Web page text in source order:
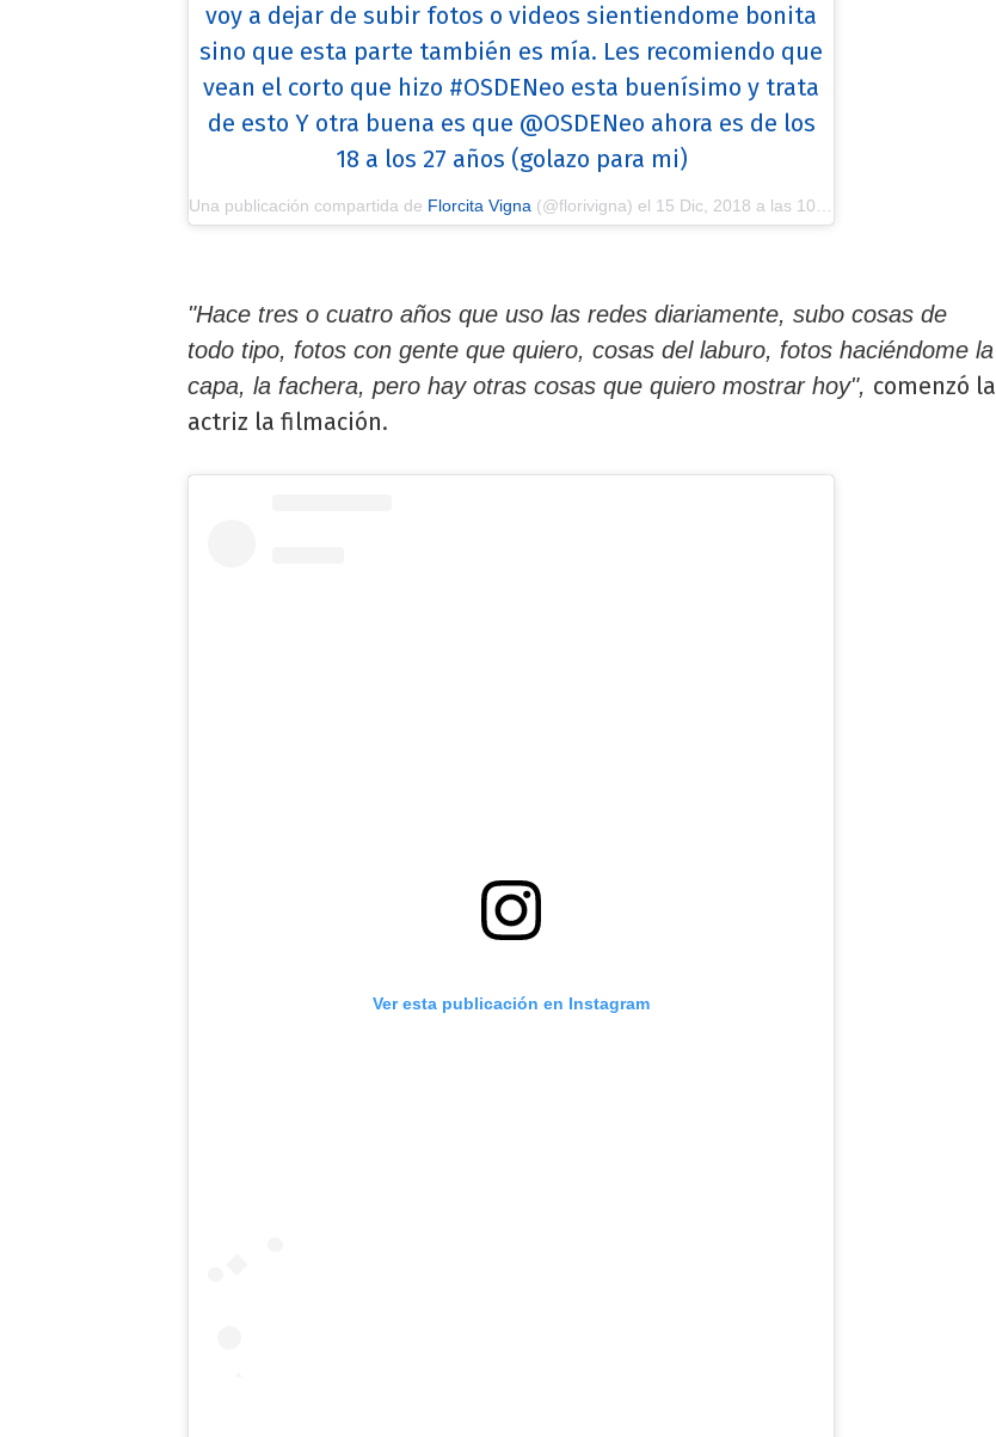
voy a dejar de subir fotos o videos sientiendome bonita
sino que esta parte también es mía. Les recomiendo que
vean el corto que hizo #OSDENeo esta buenísimo y trata
de esto Y otra buena es que @OSDENeo ahora es de los
18 a los 27 años (golazo para mi)
Una publicación compartida de Florcita Vigna (@florivigna) el 15 Dic, 2018 a las 10:37 PST
"Hace tres o cuatro años que uso las redes diariamente, subo cosas de
todo tipo, fotos con gente que quiero, cosas del laburo, fotos haciéndome la
capa, la fachera, pero hay otras cosas que quiero mostrar hoy", comenzó la
actriz la filmación.
Ver esta publicación en Instagram